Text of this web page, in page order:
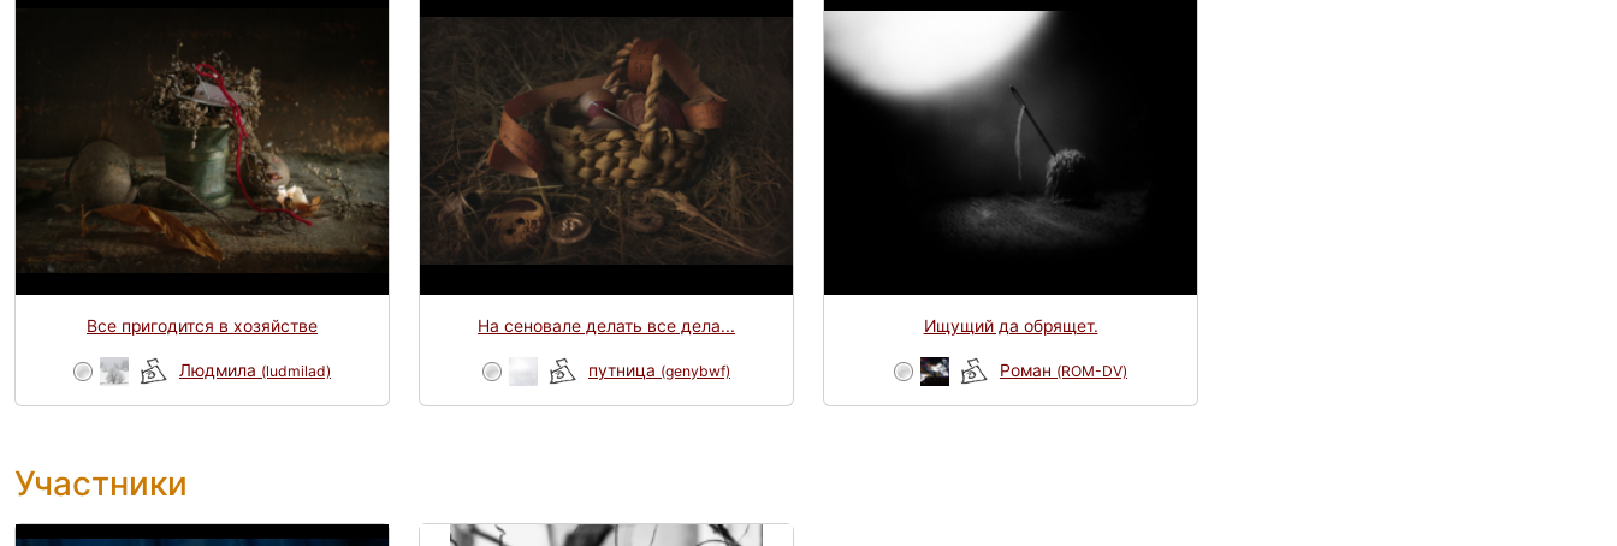
Все пригодится в хозяйстве
Людмила (ludmilad)
На сеновале делать все дела...
путница (genybwf)
Ищущий да обрящет.
Роман (ROM-DV)
Участники